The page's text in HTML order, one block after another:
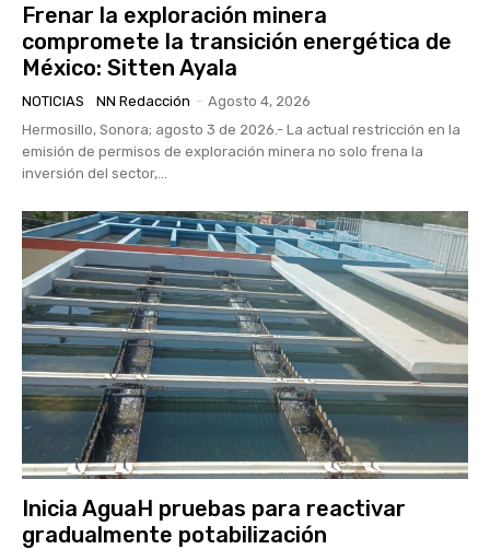
Frenar la exploración minera
compromete la transición energética de
México: Sitten Ayala
NOTICIAS NN Redacción - Agosto 4, 2026
Hermosillo, Sonora; agosto 3 de 2026.- La actual restricción en la
emisión de permisos de exploración minera no solo frena la
inversión del sector,...
Inicia AguaH pruebas para reactivar
gradualmente potabilización